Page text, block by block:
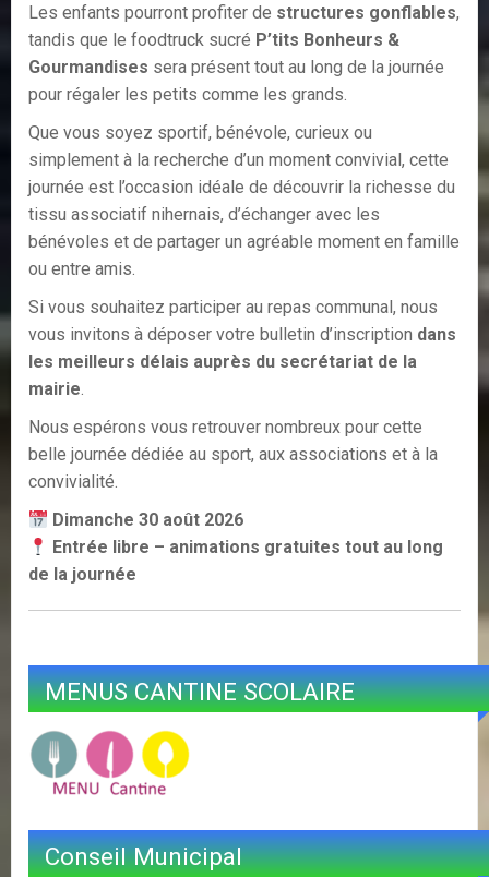
Les enfants pourront profiter de structures gonflables,
tandis que le foodtruck sucré P’tits Bonheurs &
Gourmandises sera présent tout au long de la journée
pour régaler les petits comme les grands.
Que vous soyez sportif, bénévole, curieux ou
simplement à la recherche d’un moment convivial, cette
journée est l’occasion idéale de découvrir la richesse du
tissu associatif nihernais, d’échanger avec les
bénévoles et de partager un agréable moment en famille
ou entre amis.
Si vous souhaitez participer au repas communal, nous
vous invitons à déposer votre bulletin d’inscription dans
les meilleurs délais auprès du secrétariat de la
mairie.
Nous espérons vous retrouver nombreux pour cette
belle journée dédiée au sport, aux associations et à la
convivialité.
Dimanche 30 août 2026
Entrée libre – animations gratuites tout au long
de la journée
MENUS CANTINE SCOLAIRE
Conseil Municipal